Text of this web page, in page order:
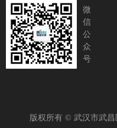
微
信
公
众
号
版权所有 © 武汉市武